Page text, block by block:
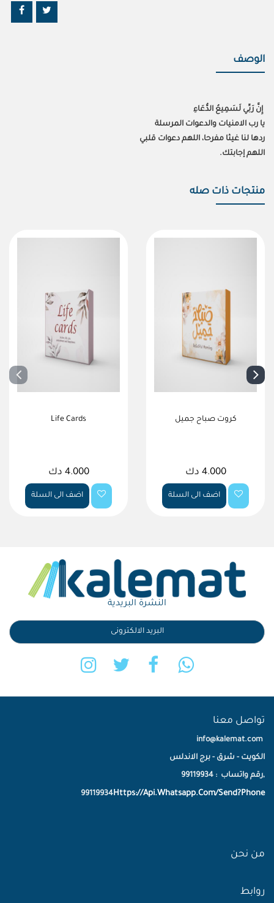
الوصف
إِنَّ رَبِّي لَسَمِيعُ الدُّعَاءِ
يا رب الامنيات والدعوات المرسلة
ردها لنا غيثا مفرحا، اللهم دعوات قلبي
اللهم إجابتك.
منتجات ذات صله
Life Cards
4.000 دك
اضف الى السلة
كروت صباح جميل
4.000 دك
اضف الى السلة
النشرة البريدية
تواصل معنا
info@kalemat.com
الكويت - شرق - برج الاندلس
,رقم واتساب : 99119934
Https://Api.Whatsapp.Com/Send?Phone
99119934
من نحن
روابط